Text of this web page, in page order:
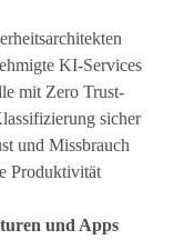
KI-Services
mit Zero Trust-
sicher
und Missbrauch
Produktivität
und Apps